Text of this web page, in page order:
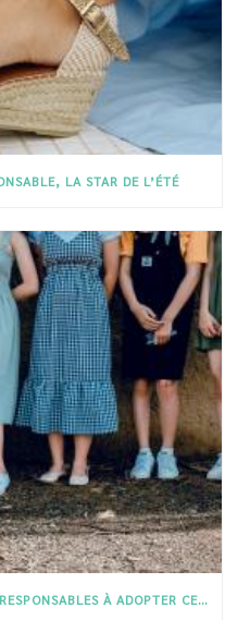
LA STAR DE L’ÉTÉ
12 ROBES COLORÉES ET ÉCO-RESPONSABLES À ADOPTER CET ÉTÉ